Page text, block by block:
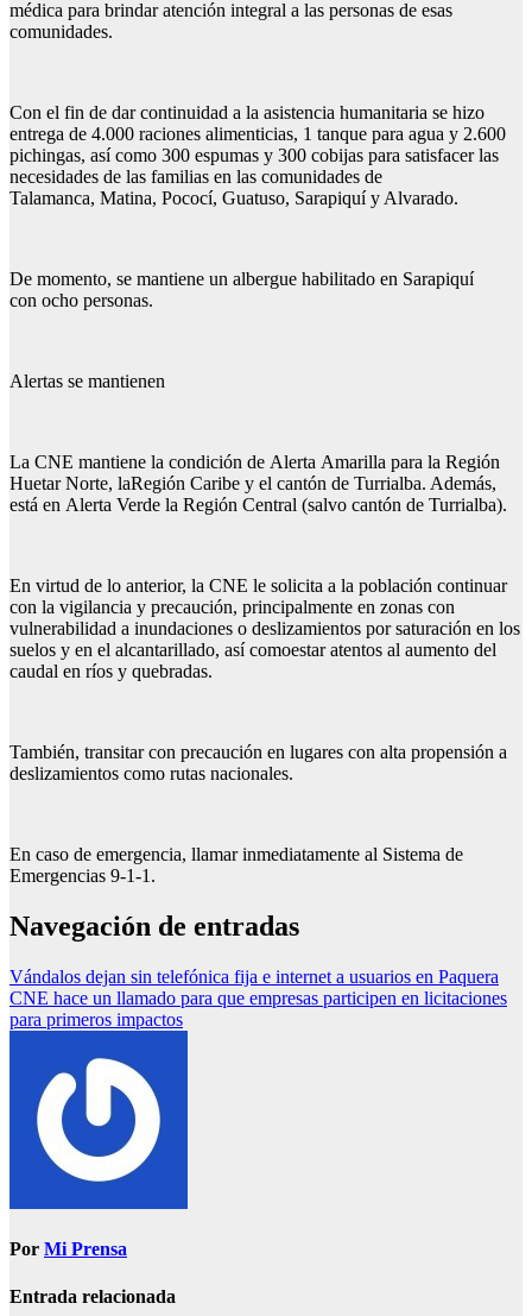
médica para brindar atención integral a las personas de esas
comunidades.
Con el fin de dar continuidad a la asistencia humanitaria se hizo
entrega de 4.000 raciones alimenticias, 1 tanque para agua y 2.600
pichingas, así como 300 espumas y 300 cobijas para satisfacer las
necesidades de las familias en las comunidades de
Talamanca, Matina, Pococí, Guatuso, Sarapiquí y Alvarado.
De momento, se mantiene un albergue habilitado en Sarapiquí
con ocho personas.
Alertas se mantienen
La CNE mantiene la condición de Alerta Amarilla para la Región
Huetar Norte, laRegión Caribe y el cantón de Turrialba. Además,
está en Alerta Verde la Región Central (salvo cantón de Turrialba).
En virtud de lo anterior, la CNE le solicita a la población continuar
con la vigilancia y precaución, principalmente en zonas con
vulnerabilidad a inundaciones o deslizamientos por saturación en los
suelos y en el alcantarillado, así comoestar atentos al aumento del
caudal en ríos y quebradas.
También, transitar con precaución en lugares con alta propensión a
deslizamientos como rutas nacionales.
En caso de emergencia, llamar inmediatamente al Sistema de
Emergencias 9-1-1.
Navegación de entradas
Vándalos dejan sin telefónica fija e internet a usuarios en Paquera
CNE hace un llamado para que empresas participen en licitaciones
para primeros impactos
Por Mi Prensa
Entrada relacionada